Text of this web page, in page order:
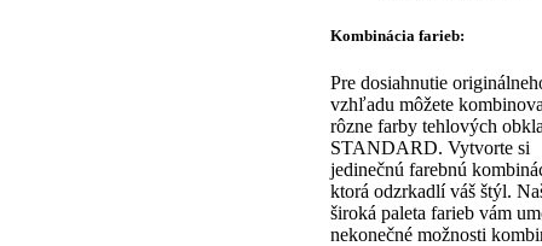
Kombinácia farieb:
Pre dosiahnutie
vzhľadu môžete
rôzne farby tehlových
STANDARD. Vytvorte si
jedinečnú farebnú
ktorá odzrkadlí váš štýl.
široká paleta farieb vám
nekonečné možnosti